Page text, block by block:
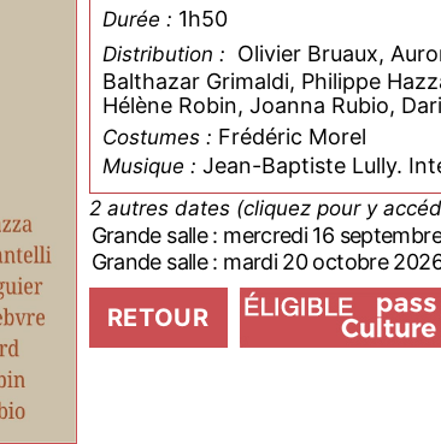
Durée : 1h50
Distribution : Olivier Bruaux,
Balthazar Grimaldi, Philippe
Hélène Robin, Joanna Rubio,
Costumes : Frédéric Morel
Musique : Jean-Baptiste Lully.
2 autres dates (cliquez pour y
Grande salle : mercredi 16
Grande salle : mardi 20 octobre